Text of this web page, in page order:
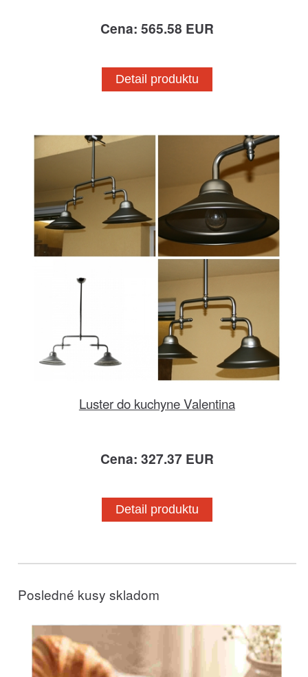
Cena: 565.58 EUR
Detail produktu
Luster do kuchyne Valentina
Cena: 327.37 EUR
Detail produktu
Posledné kusy skladom